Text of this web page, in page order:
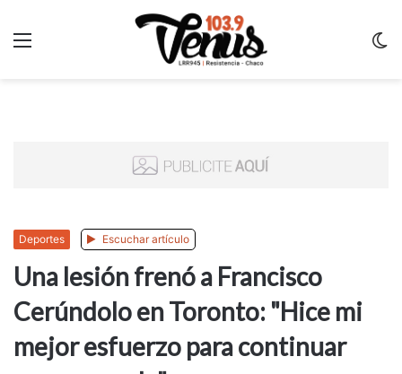
Deportes Escuchar artículo
Una lesión frenó a Francisco
Cerúndolo en Toronto: "Hice mi
mejor esfuerzo para continuar